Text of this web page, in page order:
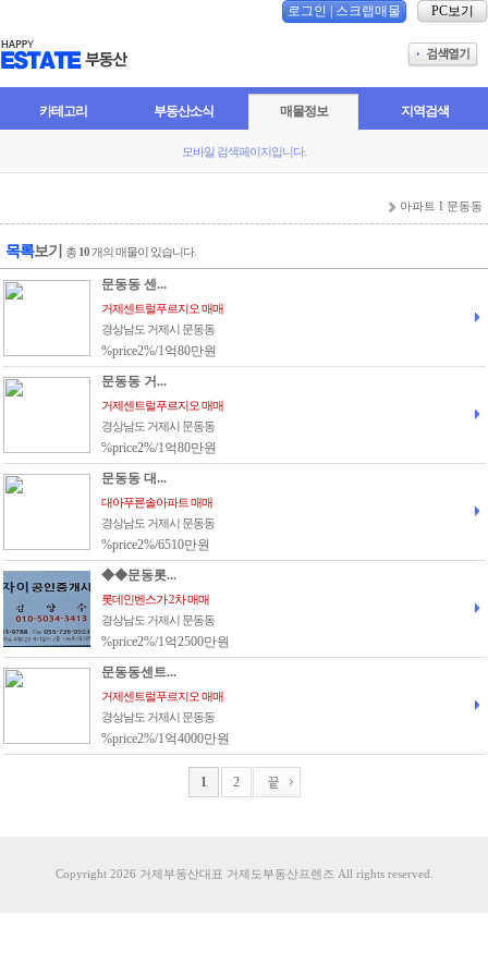
로그인 스크랩매물 PC보기
카테고리 부동산소식 매물정보 지역검색
모바일 검색페이지입니다.
아파트 I 문동동
목록보기 총 10 개의 매물이 있습니다.
문동동 센...
거제센트럴푸르지오 매매
경상남도 거제시 문동동
%price2%/1억80만원
문동동 거...
거제센트럴푸르지오 매매
경상남도 거제시 문동동
%price2%/1억80만원
문동동 대...
대아푸른솔아파트 매매
경상남도 거제시 문동동
%price2%/6510만원
◆◆문동롯...
롯데인벤스가 2차 매매
경상남도 거제시 문동동
%price2%/1억2500만원
문동동센트...
거제센트럴푸르지오 매매
경상남도 거제시 문동동
%price2%/1억4000만원
1 2
Copyright 2026 거제부동산대표 거제도부동산프렌즈 All rights reserved.